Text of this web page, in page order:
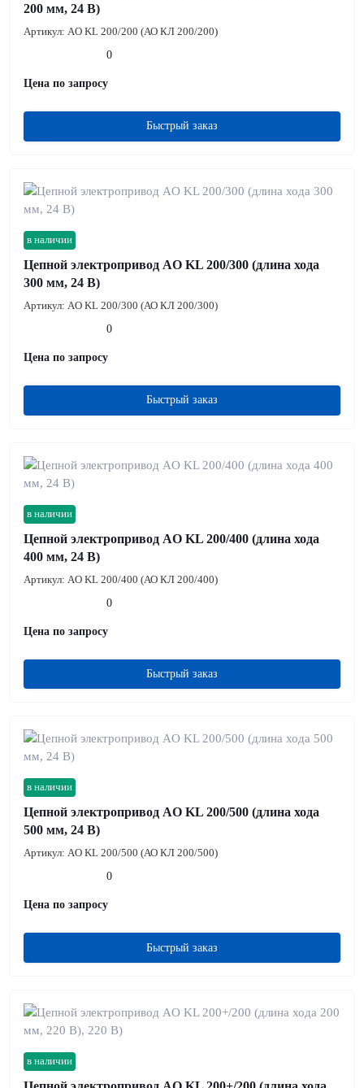
200 мм, 24 В)
Артикул: AO KL 200/200 (АО КЛ 200/200)
0
Цена по запросу
Быстрый заказ
в наличии
Цепной электропривод AO KL 200/300 (длина хода
300 мм, 24 В)
Артикул: AO KL 200/300 (АО КЛ 200/300)
0
Цена по запросу
Быстрый заказ
в наличии
Цепной электропривод AO KL 200/400 (длина хода
400 мм, 24 В)
Артикул: AO KL 200/400 (АО КЛ 200/400)
0
Цена по запросу
Быстрый заказ
в наличии
Цепной электропривод AO KL 200/500 (длина хода
500 мм, 24 В)
Артикул: AO KL 200/500 (АО КЛ 200/500)
0
Цена по запросу
Быстрый заказ
в наличии